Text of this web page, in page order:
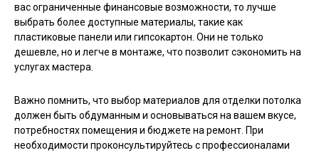
вас ограниченные финансовые возможности, то лучше
выбрать более доступные материалы, такие как
пластиковые панели или гипсокартон. Они не только
дешевле, но и легче в монтаже, что позволит сэкономить на
услугах мастера.
Важно помнить, что выбор материалов для отделки потолка
должен быть обдуманным и основываться на вашем вкусе,
потребностях помещения и бюджете на ремонт. При
необходимости проконсультируйтесь с профессионалами